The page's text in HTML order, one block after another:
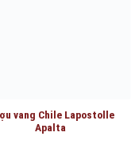
vang Chile Lapostolle
Apalta